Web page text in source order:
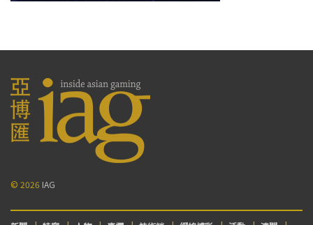
© 2026 IAG